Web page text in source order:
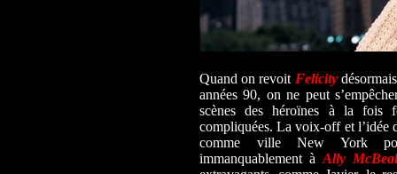
Quand on revoit Felicity
années 90, on ne peut
scènes des héroïnes à la fois
compliquées. La voix-off et l’idée
comme ville New York
immanquablement à Ally McBeal